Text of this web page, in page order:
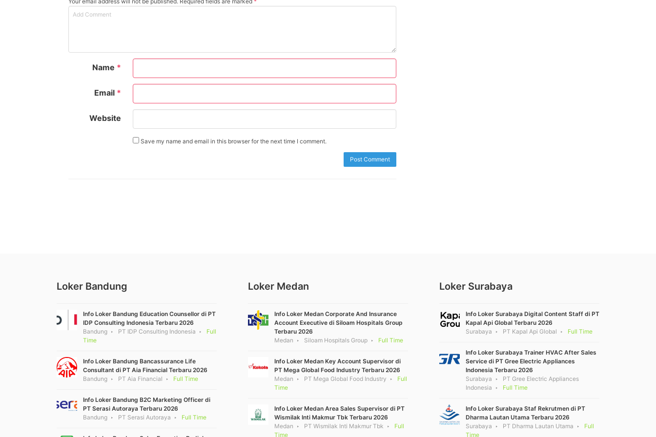
Name *
Email *
Website
Save my name and email in this browser for the next time I comment.
Loker Bandung
Info Loker Bandung Education Counsellor di PT
IDP Consulting Indonesia Terbaru 2026
Bandung
PT IDP Consulting Indonesia
Full
Time
Info Loker Bandung Bancassurance Life
Consultant di PT Aia Financial Terbaru 2026
Bandung
PT Aia Financial Full Time
Info Loker Bandung B2C Marketing Officer di
PT Serasi Autoraya Terbaru 2026
Bandung
PT Serasi Autoraya Full Time
Loker Medan
Info Loker Medan Corporate And Insurance
Account Executive di Siloam Hospitals Group
Terbaru 2026
Medan
Siloam Hospitals Group Full Time
Info Loker Medan Key Account Supervisor di
PT Mega Global Food Industry Terbaru 2026
Medan
PT Mega Global Food Industry
Full
Time
Info Loker Medan Area Sales Supervisor di PT
Wismilak Inti Makmur Tbk Terbaru 2026
Medan
PT Wismilak Inti Makmur Tbk
Full
Time
Loker Surabaya
Info Loker Surabaya Digital Content Staff di PT
Kapal Api Global Terbaru 2026
Surabaya
PT Kapal Api Global Full Time
Info Loker Surabaya Trainer HVAC After Sales
Service di PT Gree Electric Appliances
Indonesia Terbaru 2026
Surabaya
PT Gree Electric Appliances
Indonesia
Full Time
Info Loker Surabaya Staf Rekrutmen di PT
Dharma Lautan Utama Terbaru 2026
Surabaya
PT Dharma Lautan Utama
Full
Time